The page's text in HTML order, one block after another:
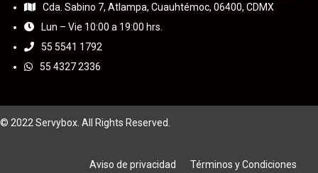
Cda. Sabino 7, Atlampa, Cuauhtémoc, 06400, CDMX
Lun – Vie 10:00 a 19:00 hrs.
55 5541 1792
55 4327 2336
© 2022 Servybox. All Rights Reserved.
Aviso de privacidad Términos y Condiciones